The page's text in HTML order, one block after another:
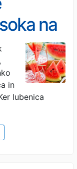
na
in
lubenica